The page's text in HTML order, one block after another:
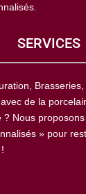
SERVICES
de la
? Nous
» pour